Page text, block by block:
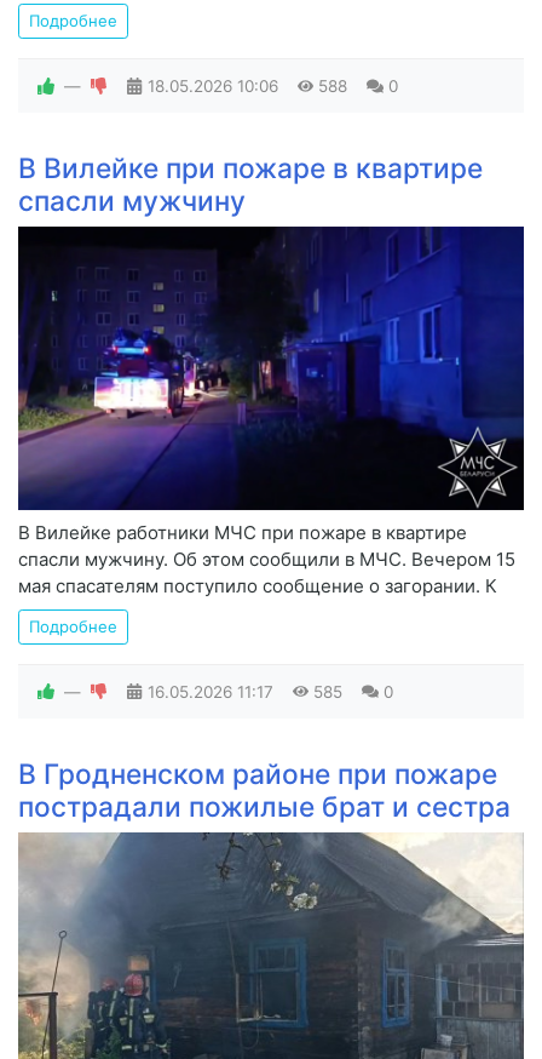
Подробнее
— 18.05.2026 10:06 588 0
В Вилейке при пожаре в квартире
спасли мужчину
В Вилейке работники МЧС при пожаре в квартире
спасли мужчину. Об этом сообщили в МЧС. Вечером 15
мая спасателям поступило сообщение о загорании. К
Подробнее
— 16.05.2026 11:17 585 0
В Гродненском районе при пожаре
пострадали пожилые брат и сестра